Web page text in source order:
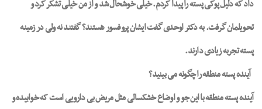
داد که دلیل پوکی پسته را پیدا کردم. خیلی خوشحال شد و از من خیلی تشکر کرد و
تحویلمان گرفت. به دکتر اوحدی گفت ایشان پروفسور هستند؟ گفتند نه ولی در زمینه
پسته تجربه زیادی دارند.
آینده پسته منطقه را چگونه می بینید؟
آینده پسته منطقه با این جو و اوضاع خشکسالی مثل مریض بی دارویی است که خوابیده و